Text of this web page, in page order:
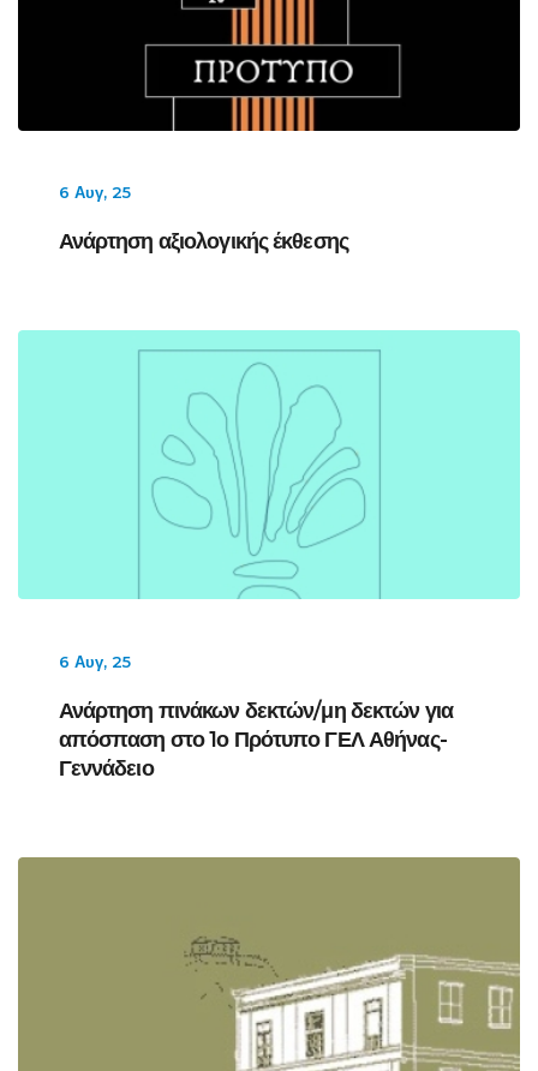
6 Αυγ, 25
Ανάρτηση αξιολογικής έκθεσης
6 Αυγ, 25
Ανάρτηση πινάκων δεκτών/μη δεκτών για
απόσπαση στο 1ο Πρότυπο ΓΕΛ Αθήνας-
Γεννάδειο